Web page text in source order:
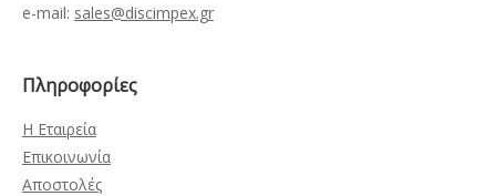
e-mail: sales@discimpex.gr
Πληροφορίες
Η Εταιρεία
Επικοινωνία
Αποστολές